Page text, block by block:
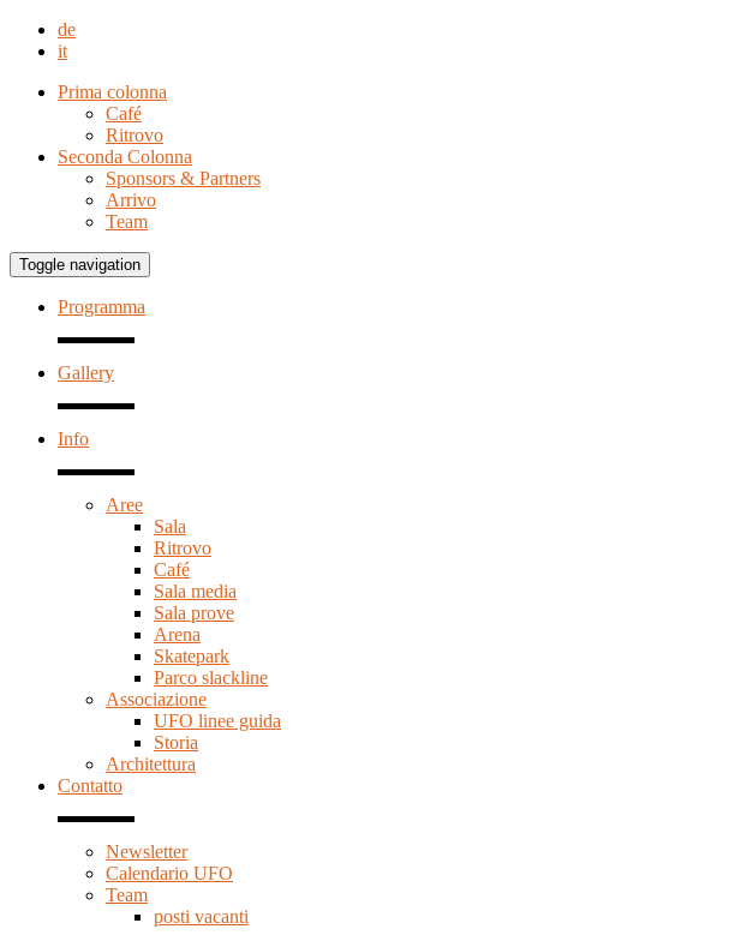
de
it
Prima colonna
Café
Ritrovo
Seconda Colonna
Sponsors & Partners
Arrivo
Team
Toggle navigation
Programma
Gallery
Info
Aree
Sala
Ritrovo
Café
Sala media
Sala prove
Arena
Skatepark
Parco slackline
Associazione
UFO linee guida
Storia
Architettura
Contatto
Newsletter
Calendario UFO
Team
posti vacanti